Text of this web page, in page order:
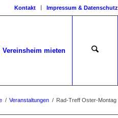
Kontakt Impressum & Datenschutz
Vereinsheim mieten
/ Veranstaltungen / Rad-Treff Oster-Montag